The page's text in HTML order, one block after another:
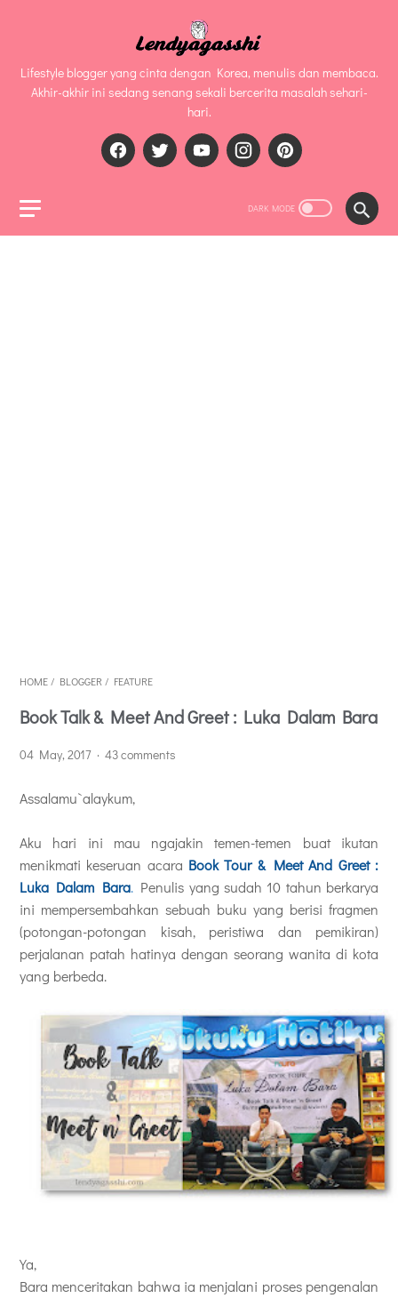
Lifestyle blogger yang cinta dengan Korea, menulis dan membaca.
Akhir-akhir ini sedang senang sekali bercerita masalah sehari-
hari.
HOME / BLOGGER / FEATURE
Book Talk & Meet And Greet : Luka Dalam Bara
04 May, 2017 43 comments
Assalamu`alaykum,
Aku hari ini mau ngajakin temen-temen buat ikutan
menikmati keseruan acara Book Tour & Meet And Greet :
Luka Dalam Bara.Penulis yang sudah 10 tahun berkarya
ini mempersembahkan sebuah buku yang berisi fragmen
(potongan-potongan kisah, peristiwa dan pemikiran)
perjalanan patah hatinya dengan seorang wanita di kota
yang berbeda.
Ya,
Bara menceritakan bahwa ia menjalani proses pengenalan